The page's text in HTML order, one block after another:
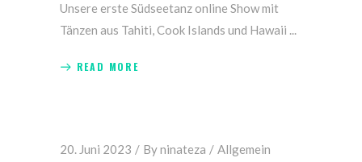
Unsere erste Südseetanz online Show mit
Tänzen aus Tahiti, Cook Islands und Hawaii
READ MORE
20. Juni 2023 Byninateza Allgemein